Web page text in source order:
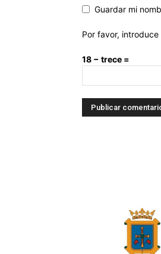
Guardar mi
Por favor,
18 − trece =